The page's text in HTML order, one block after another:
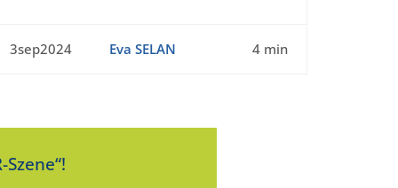
3sep2024 Eva SELAN 4 min